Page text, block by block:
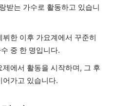
받는 가수로 활동하고 있습니
한 이후 가요계에서 꾸준히
중 한 명입니다.
제에서 활동을 시작하며, 그 후
어가고 있습니다.